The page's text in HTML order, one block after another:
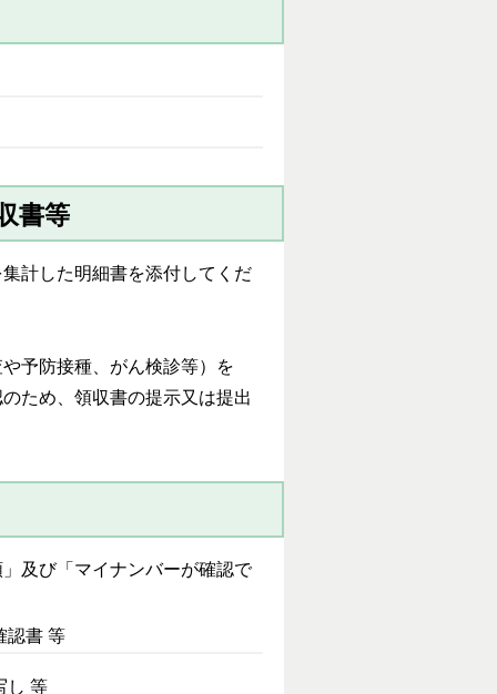
書等
計した明細書を添付してくだ
予防接種、がん検診等）を
ため、領収書の提示又は提出
及び「マイナンバーが確認で
認書 等
し 等